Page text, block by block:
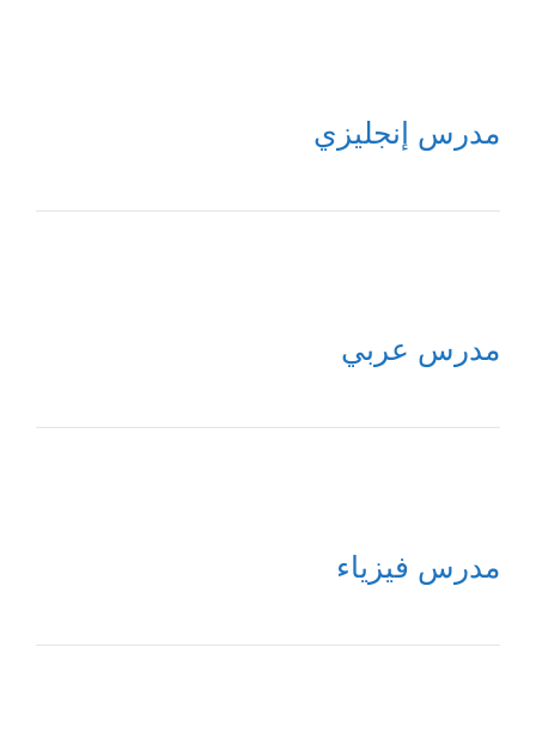
مدرس إنجليزي
مدرس عربي
مدرس فيزياء